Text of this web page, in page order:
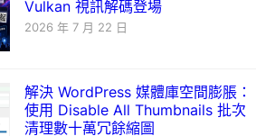
Vulkan 視訊解碼登場
2026 年 7 月 22 日
解決 WordPress 媒體庫空間膨脹：
使用 Disable All Thumbnails 批次
清理數十萬冗餘縮圖